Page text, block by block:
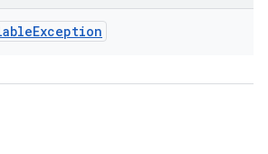
Exception